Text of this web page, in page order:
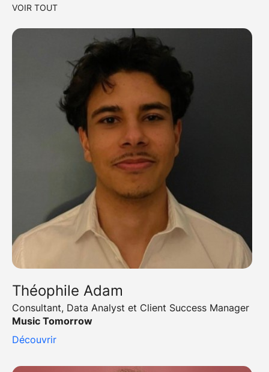
VOIR TOUT
Théophile Adam
Consultant, Data Analyst et Client Success Manager
Music Tomorrow
Découvrir